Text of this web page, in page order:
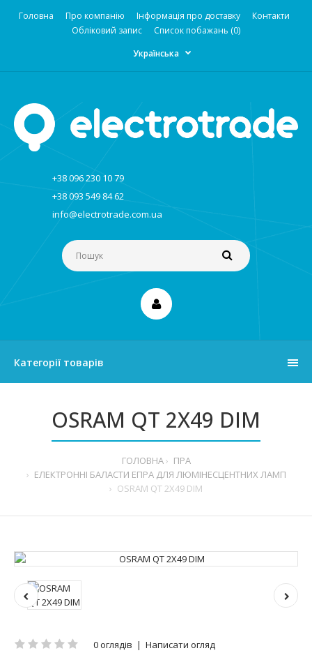
Головна Про компанію Інформація про доставку
Контакти
Обліковий запис
Список побажань (0)
Українська
+38 096 230 10 79
+38 093 549 84 62
info@electrotrade.com.ua
Категорії товарів
OSRAM QT 2X49 DIM
ГОЛОВНА
ПРА
ЕЛЕКТРОННІ БАЛАСТИ ЕПРА ДЛЯ ЛЮМІНЕСЦЕНТНИХ ЛАМП
OSRAM QT 2X49 DIM
0 оглядів | Написати огляд